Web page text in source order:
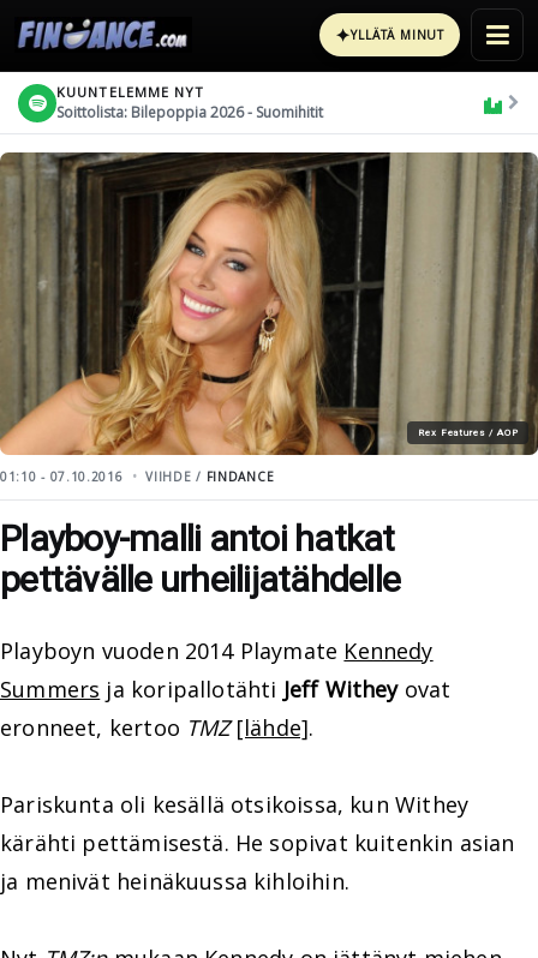
✦YLLÄTÄ MINUT
KUUNTELEMME NYT
Soittolista: Bilepoppia 2026 - Suomihitit
Rex Features / AOP
01:10 - 07.10.2016 VIIHDE / FINDANCE
Playboy-malli antoi hatkat
pettävälle urheilijatähdelle
Playboyn vuoden 2014 Playmate Kennedy
Summers ja koripallotähti Jeff Witheyovat
eronneet, kertoo TMZ [lähde].
Pariskunta oli kesällä otsikoissa, kun Withey
kärähti pettämisestä. He sopivat kuitenkin asian
ja menivät heinäkuussa kihloihin.